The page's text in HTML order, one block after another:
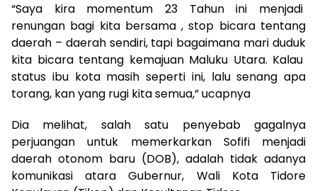
“Saya kira momentum 23 Tahun ini menjadi
renungan bagi kita bersama , stop bicara tentang
daerah – daerah sendiri, tapi bagaimana mari duduk
kita bicara tentang kemajuan Maluku Utara. Kalau
status ibu kota masih seperti ini, lalu senang apa
torang, kan yang rugi kita semua,” ucapnya
Dia melihat, salah satu penyebab gagalnya
perjuangan untuk memerkarkan Sofifi menjadi
daerah otonom baru (DOB), adalah tidak adanya
komunikasi atara Gubernur, Wali Kota Tidore